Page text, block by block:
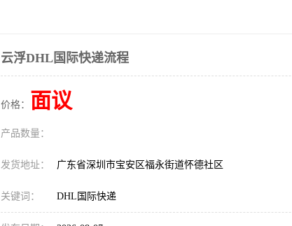
云浮DHL国际快递流程
价格： 面议
产品数量：
发货地址： 广东省深圳市宝安区福永街道怀德社区
关键词： DHL国际快递